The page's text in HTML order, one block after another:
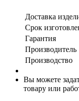
Доставка
Срок
Гарантия
Производитель
Производство
Вы можете
товару или